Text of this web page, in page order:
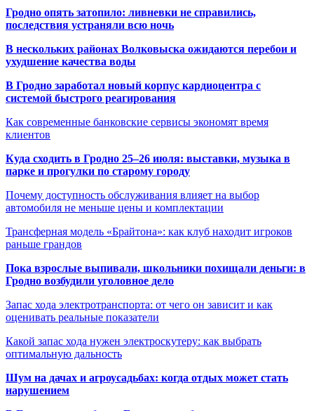
Гродно опять затопило: ливневки не справились,
последствия устраняли всю ночь
В нескольких районах Волковыска ожидаются перебои и
ухудшение качества воды
В Гродно заработал новый корпус кардиоцентра с
системой быстрого реагирования
Как современные банковские сервисы экономят время
клиентов
Куда сходить в Гродно 25–26 июля: выставки, музыка в
парке и прогулки по старому городу
Почему доступность обслуживания влияет на выбор
автомобиля не меньше цены и комплектации
Трансферная модель «Брайтона»: как клуб находит игроков
раньше грандов
Пока взрослые выпивали, школьники похищали деньги: в
Гродно возбудили уголовное дело
Запас хода электротранспорта: от чего он зависит и как
оценивать реальные показатели
Какой запас хода нужен электроскутеру: как выбрать
оптимальную дальность
Шум на дачах и агроусадьбах: когда отдых может стать
нарушением